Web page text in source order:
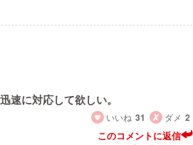
速に対応して欲しい。
いいね 31 ダメ 2
このコメントに返信